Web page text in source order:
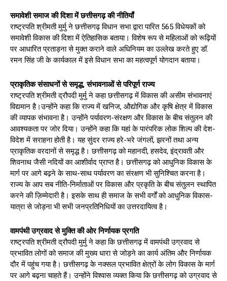
समावेशी समाज की दिशा में छत्तीसगढ़ की नीतियाँ
राष्ट्रपति श्रीमती मुर्मु ने छत्तीसगढ़ विधान सभा द्वारा पारित 565 विधेयकों को
समावेशी विकास की दिशा में ऐतिहासिक बताया। विशेष रूप से महिलाओं को रूढ़ियों
पर आधारित प्रताड़ना से मुक्त कराने वाले अधिनियम का उल्लेख करते हुए डॉ.
रमन सिंह जी के कार्यकाल में इसे विधान सभा का महत्वपूर्ण योगदान बताया।
प्राकृतिक संसाधनों से समृद्ध, संभावनाओं से परिपूर्ण राज्य
राष्ट्रपति श्रीमती द्रौपदी मुर्मु ने कहा छत्तीसगढ़ में विकास की असीम संभावनाएं
विद्यमान है।उन्होंने कहा कि राज्य में खनिज, औद्योगिक और कृषि क्षेत्र में विकास
की व्यापक संभावना है। उन्होंने पर्यावरण-संरक्षण और विकास के बीच संतुलन की
आवश्यकता पर जोर दिया। उन्होंने कहा कि यहां के पारंपरिक लोक शिल्प की देश-
विदेश में सराहना होती है। यह सुंदर राज्य हरे-भरे जंगलों, झरनों तथा अन्य
प्राकृतिक वरदानों से समृद्ध है। छत्तीसगढ़ को महानदी, हसदेव, इंद्रावती और
शिवनाथ जैसी नदियों का आशीर्वाद प्राप्त है। छत्तीसगढ़ को आधुनिक विकास के
मार्ग पर आगे बढ़ने के साथ-साथ पर्यावरण का संरक्षण भी सुनिश्चित करना है।
राज्य के आप सब नीति-निर्माताओं पर विकास और प्रकृति के बीच संतुलन स्थापित
करने की ज़िम्मेदारी है। इसके साथ ही समाज के सभी वर्गों को आधुनिक विकास-
यात्रा से जोड़ना भी सभी जनप्रतिनिधियों का उत्तरदायित्व है।
वामपंथी उग्रवाद से मुक्ति की ओर निर्णायक प्रगति
राष्ट्रपति श्रीमती द्रौपदी मुर्मु ने कहा कि छत्तीसगढ़ में वामपंथी उग्रवाद से
प्रभावित लोगों को समाज की मुख्य धारा से जोड़ने का कार्य अंतिम और निर्णायक
दौर में पहुंच गया है। छत्तीसगढ़ के नक्सल प्रभावित क्षेत्रों के लोग विकास के मार्ग
पर आगे बढ़ना चाहते हैं। उन्होंने विश्वास व्यक्त किया कि छत्तीसगढ़ को उग्रवाद से